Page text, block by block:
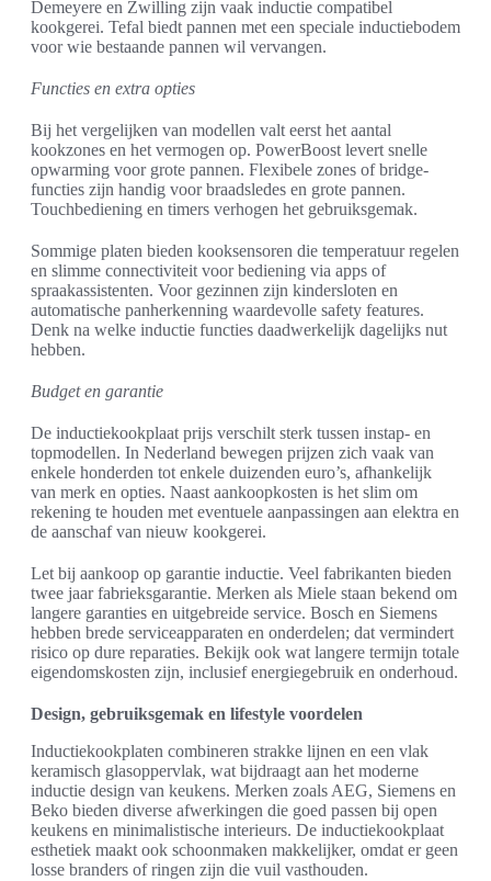
Demeyere en Zwilling zijn vaak inductie compatibel
kookgerei. Tefal biedt pannen met een speciale inductiebodem
voor wie bestaande pannen wil vervangen.
Functies en extra opties
Bij het vergelijken van modellen valt eerst het aantal
kookzones en het vermogen op. PowerBoost levert snelle
opwarming voor grote pannen. Flexibele zones of bridge-
functies zijn handig voor braadsledes en grote pannen.
Touchbediening en timers verhogen het gebruiksgemak.
Sommige platen bieden kooksensoren die temperatuur regelen
en slimme connectiviteit voor bediening via apps of
spraakassistenten. Voor gezinnen zijn kindersloten en
automatische panherkenning waardevolle safety features.
Denk na welke inductie functies daadwerkelijk dagelijks nut
hebben.
Budget en garantie
De inductiekookplaat prijs verschilt sterk tussen instap- en
topmodellen. In Nederland bewegen prijzen zich vaak van
enkele honderden tot enkele duizenden euro’s, afhankelijk
van merk en opties. Naast aankoopkosten is het slim om
rekening te houden met eventuele aanpassingen aan elektra en
de aanschaf van nieuw kookgerei.
Let bij aankoop op garantie inductie. Veel fabrikanten bieden
twee jaar fabrieksgarantie. Merken als Miele staan bekend om
langere garanties en uitgebreide service. Bosch en Siemens
hebben brede serviceapparaten en onderdelen; dat vermindert
risico op dure reparaties. Bekijk ook wat langere termijn totale
eigendomskosten zijn, inclusief energiegebruik en onderhoud.
Design, gebruiksgemak en lifestyle voordelen
Inductiekookplaten combineren strakke lijnen en een vlak
keramisch glasoppervlak, wat bijdraagt aan het moderne
inductie design van keukens. Merken zoals AEG, Siemens en
Beko bieden diverse afwerkingen die goed passen bij open
keukens en minimalistische interieurs. De inductiekookplaat
esthetiek maakt ook schoonmaken makkelijker, omdat er geen
losse branders of ringen zijn die vuil vasthouden.